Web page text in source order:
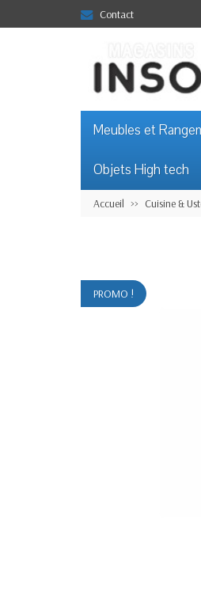
Contact
Meubles et
Objets High tech
Accueil Cuisine &
PROMO !